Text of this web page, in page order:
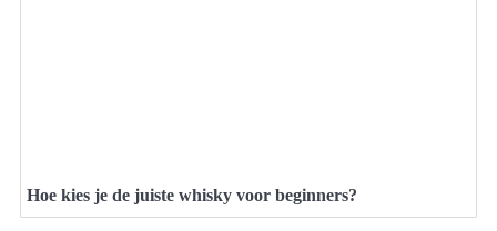
Hoe kies je de juiste whisky voor beginners?